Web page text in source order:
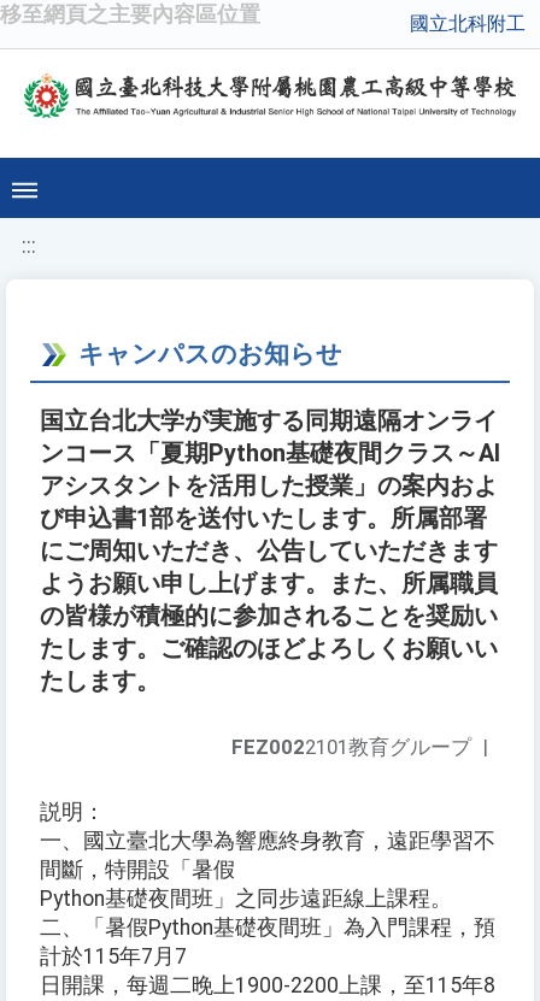
移至網頁之主要內容區位置 國立北科附工
:::
キャンパスのお知らせ
国立台北大学が実施する同期遠隔オンライ
ンコース「夏期Python基礎夜間クラス～AI
アシスタントを活用した授業」の案内およ
び申込書1部を送付いたします。所属部署
にご周知いただき、公告していただきます
ようお願い申し上げます。また、所属職員
の皆様が積極的に参加されることを奨励い
たします。ご確認のほどよろしくお願いい
たします。
FEZ0022101教育グループ |
説明：
一、國立臺北大學為響應終身教育，遠距學習不
間斷，特開設「暑假
Python基礎夜間班」之同步遠距線上課程。
二、「暑假Python基礎夜間班」為入門課程，預
計於115年7月7
日開課，每週二晚上1900-2200上課，至115年8